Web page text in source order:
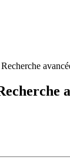
Recherche